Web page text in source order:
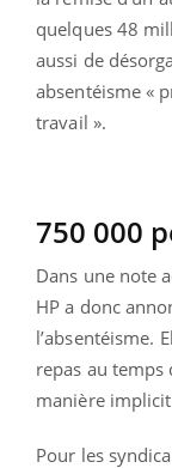
quelques 48
aussi de
absentéisme «
travail ».
750 000
Dans une note
HP a donc
l’absentéisme.
repas au
manière
Pour les